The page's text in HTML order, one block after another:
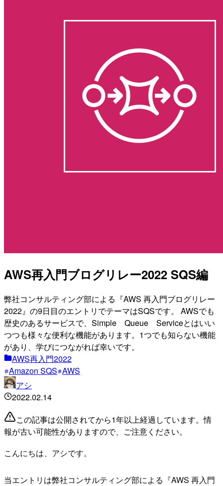
AWS再入門ブログリレー2022 SQS編
弊社コンサルティング部による『AWS 再入門ブログリレー
2022』の9日目のエントリでテーマはSQSです。 AWSでも
歴史のあるサービスで、Simple Queue Serviceとはいい
つつも様々な便利な機能があります。1つでも知らない機能
があり、学びにつながれば幸いです。
AWS再入門2022
Amazon SQS AWS
アシ
2022.02.14
この記事は公開されてから1年以上経過しています。情
報が古い可能性がありますので、ご注意ください。
こんにちは、アシです。
当エントリは弊社コンサルティング部による『AWS 再入門